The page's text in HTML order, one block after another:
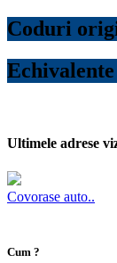
Coduri
Echivalente
Ultimele adrese
Covorase auto..
Cum ?